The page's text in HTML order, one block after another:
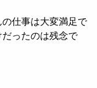
の仕事は大変満足で
ったのは残念で